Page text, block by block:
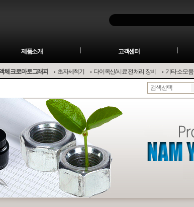
제품소개 고객센터
체 크로마토그래피 초자세척기 다이옥신/시료 전처리 장비 기타 소모품
검색선택